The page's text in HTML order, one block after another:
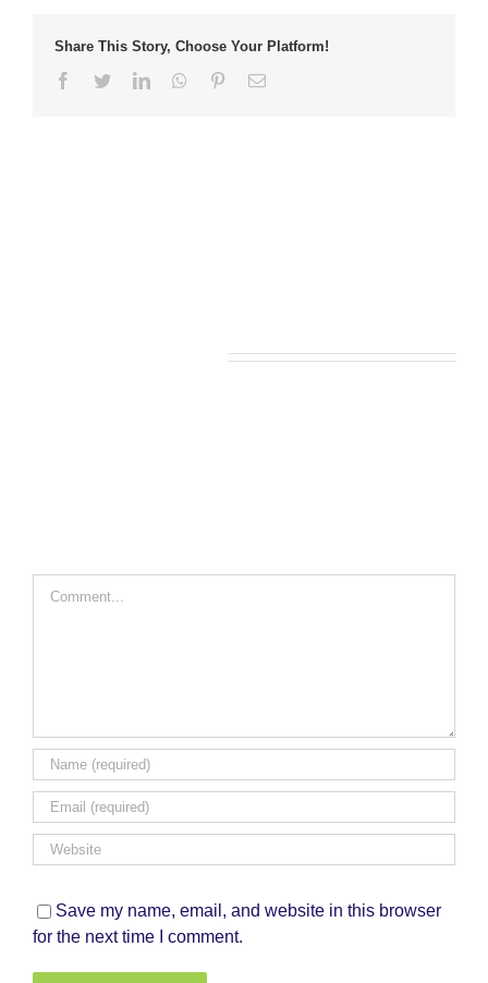
Share This Story, Choose Your Platform!
Facebook
TwitterLinkedInWhatsappPinterestEmail
Save my name, email, and website in this browser
for the next time I comment.